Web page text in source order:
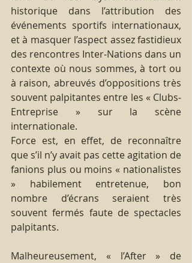
historique dans l’attribution des
événements sportifs internationaux,
et à masquer l’aspect assez fastidieux
des rencontres Inter-Nations dans un
contexte où nous sommes, à tort ou
à raison, abreuvés d’oppositions très
souvent palpitantes entre les « Clubs-
Entreprise » sur la scène
internationale.
Force est, en effet, de reconnaître
que s’il n’y avait pas cette agitation de
fanions plus ou moins « nationalistes
» habilement entretenue, bon
nombre d’écrans seraient très
souvent fermés faute de spectacles
palpitants.
Malheureusement, « l’After » de